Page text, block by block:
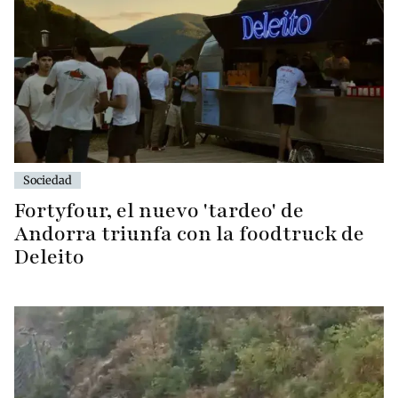
Sociedad
Fortyfour, el nuevo 'tardeo' de
Andorra triunfa con la foodtruck de
Deleito